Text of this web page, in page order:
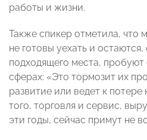
работы и жизни.
Также спикер отметила, что
не готовы уехать и
подходящего места, пробуют
сферах: «Это тормозит их
развитие или ведет к
того, торговля и сервис,
эти годы, сейчас примут не